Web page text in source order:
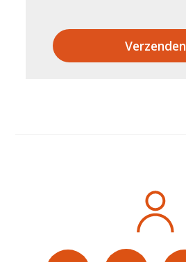
Verzenden